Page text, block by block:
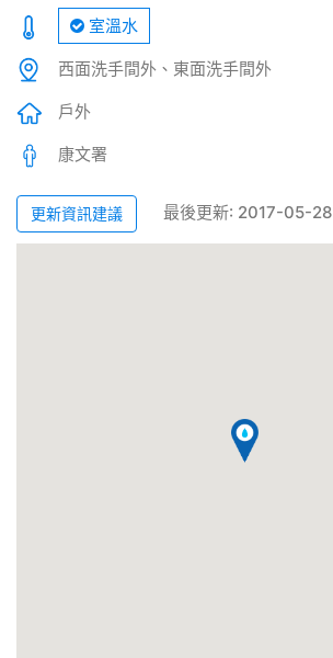
室溫水
西面洗手間外、東面洗手間外
戶外
康文署
更新資訊建議 最後更新: 2017-05-28